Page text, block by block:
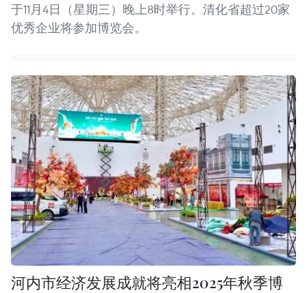
于11月4日（星期三）晚上8时举行。清化省超过20家
优秀企业将参加博览会。
河内市经济发展成就将亮相2025年秋季博